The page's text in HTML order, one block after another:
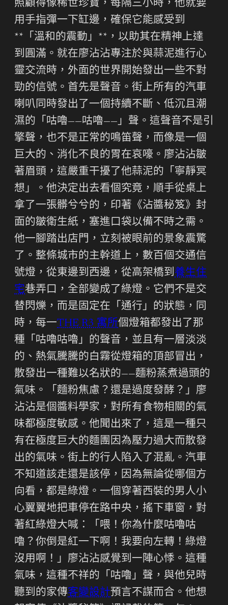
照顧得像稀世珍寶，每隔三小時，他就要
用手指彈一下缸邊，確保它能感受到
**「溫和的震動」**，以助其在精神上達
到圓滿。就在廖沾沾專注於與蒜泥進行心
靈交流時，外面的世界開始發出一些不對
勁的信號。首先是聲音。街上所有的汽車
喇叭同時發出了一個持續不斷、低沉且潮
濕的「咕嚕——咕嚕——」聲。這聲音不是引
擎聲，也不是正常的鳴笛聲，而像是一個
巨大的、消化不良的胃在哀嚎。廖沾沾皺
著眉頭，這嚴重干擾了他蒜泥的「寧靜冥
想」。他決定出去看個究竟，順手從桌上
拿了一張髒兮兮的，印著《沾醬秘笈》封
面的皺衛生紙，塞進口袋以備不時之需。
他一腳踏出店門，立刻被眼前的景象震驚
了。整條城市的主幹道上，數百個交通信
號燈，從東邊到西邊，從高架橋到養生住
宅巷弄口，全部變成了綠燈。它們不是交
替閃爍，而是固定在「通行」的狀態，同
時，每一THE R3 寓所個燈箱都發出了那
種「咕嚕咕嚕」的聲音，並且有一層淡淡
的、熱氣騰騰的白霧從燈箱的頂部冒出，
散發出一種難以名狀的——麵粉蒸煮過頭的
氣味。「麵粉焦慮？還是過度發酵？」廖
沾沾是個醬料學家，對所有食物相關的氣
味都極度敏感。他聞出來了，這是一種只
有在極度巨大的麵團因為壓力過大而散發
出的氣味。街上的行人陷入了混亂。汽車
不知道該走還是該停，因為無論從哪個方
向看，都是綠燈。一個穿著西裝的男人小
心翼翼地把車停在路中央，搖下車窗，對
著紅綠燈大喊：「喂！你為什麼咕嚕咕
嚕？你倒是紅一下啊！我要向左轉！綠燈
沒用啊！」廖沾沾感覺到一陣心悸。這種
氣味，這種不祥的「咕嚕」聲，與他兒時
聽到的家傳客變設計預言不謀而合。他想